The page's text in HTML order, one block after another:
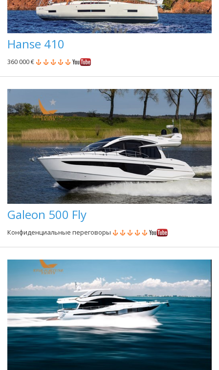
Hanse 410
360 000 €
Galeon 500 Fly
Конфиденциальные переговоры